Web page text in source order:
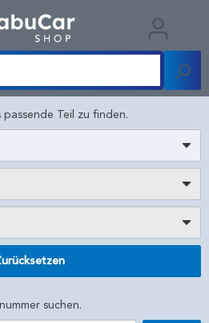
Teil zu finden.
suchen.